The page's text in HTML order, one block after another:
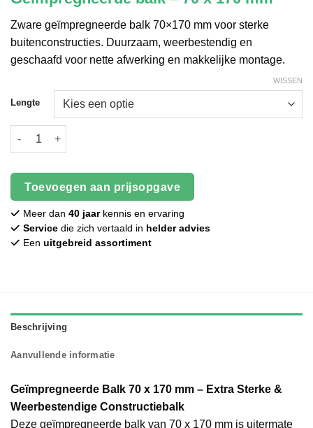
Zware geïmpregneerde balk 70×170 mm voor sterke
buitenconstructies. Duurzaam, weerbestendig en
geschaafd voor nette afwerking en makkelijke montage.
Lengte
WISSEN
Geïmpregneerde balk - 70 x 170 mm aantal
Toevoegen aan prijsopgave
Meer dan 40 jaarkennis en ervaring
Service die zich vertaald in helder advies
Een uitgebreid assortiment
Beschrijving
Aanvullende informatie
Geïmpregneerde Balk 70 x 170 mm – Extra Sterke &
Weerbestendige Constructiebalk
Deze geïmpregneerde balk van 70 x 170 mm is uitermate